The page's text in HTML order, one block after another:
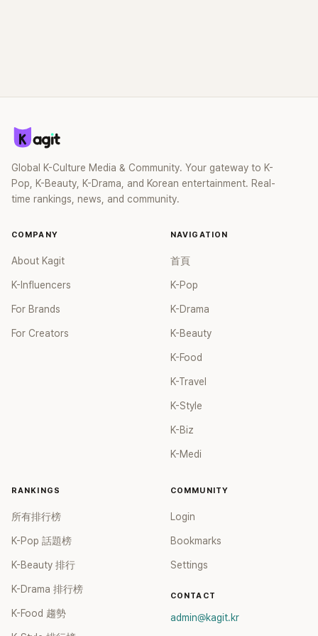
Global K-Culture Media & Community. Your gateway to K-
Pop, K-Beauty, K-Drama, and Korean entertainment. Real-
time rankings, news, and community.
COMPANY
About Kagit
K-Influencers
For Brands
For Creators
NAVIGATION
首頁
K-Pop
K-Drama
K-Beauty
K-Food
K-Travel
K-Style
K-Biz
K-Medi
RANKINGS
所有排行榜
K-Pop 話題榜
K-Beauty 排行
K-Drama 排行榜
K-Food 趨勢
COMMUNITY
Login
Bookmarks
Settings
CONTACT
admin@kagit.kr